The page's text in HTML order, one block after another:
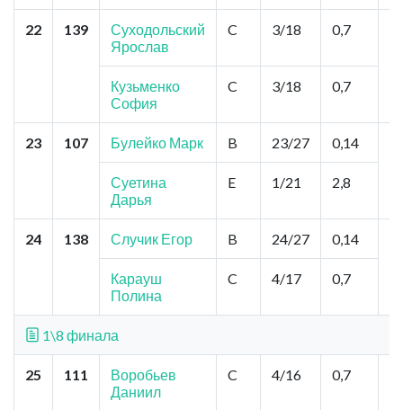
22 139
Суходольский
Ярослав
C 3/18 0,7
Кузьменко
София
C 3/18 0,7
23 107 Булейко Марк B 23/27 0,14
Суетина
Дарья
E 1/21 2,8
24 138 Случик Егор B 24/27 0,14
Карауш
Полина
C 4/17 0,7
1\8 финала
25 111
Воробьев
Даниил
C 4/16 0,7